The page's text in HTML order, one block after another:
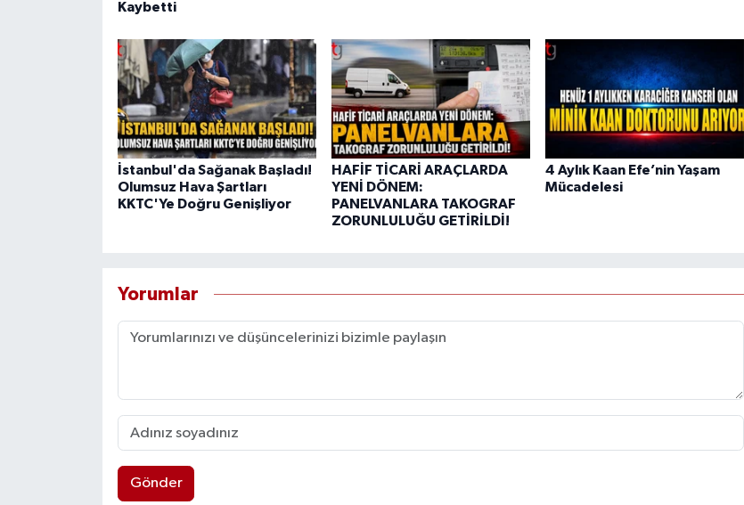
Kaybetti
İstanbul'da Sağanak Başladı!
Olumsuz Hava Şartları
KKTC'Ye Doğru Genişliyor
HAFİF TİCARİ ARAÇLARDA
YENİ DÖNEM:
PANELVANLARA TAKOGRAF
ZORUNLULUĞU GETİRİLDİ!
4 Aylık Kaan Efe’nin Yaşam
Mücadelesi
Yorumlar
Gönder